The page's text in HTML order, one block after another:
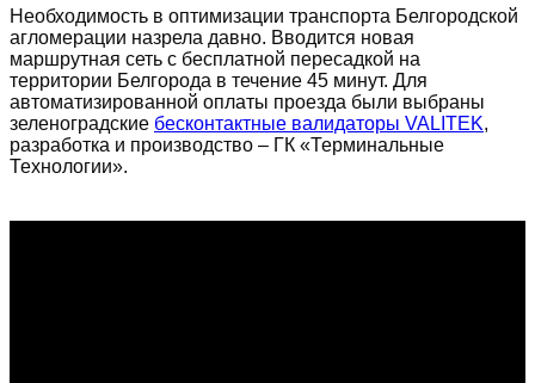
Необходимость в оптимизации транспорта Белгородской
агломерации назрела давно. Вводится новая
маршрутная сеть с бесплатной пересадкой на
территории Белгорода в течение 45 минут. Для
автоматизированной оплаты проезда были выбраны
зеленоградские бесконтактные валидаторы VALITEK,
разработка и производство – ГК «Терминальные
Технологии».